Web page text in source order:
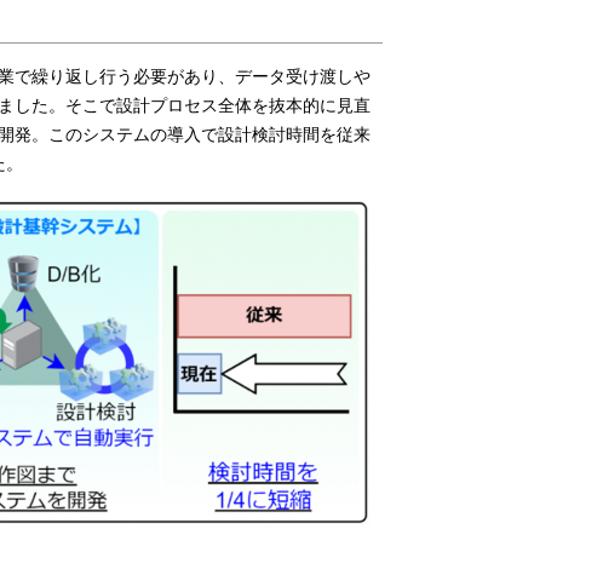
で繰り返し行う必要があり、データ受け渡しや
した。そこで設計プロセス全体を抜本的に見直
発。このシステムの導入で設計検討時間を従来